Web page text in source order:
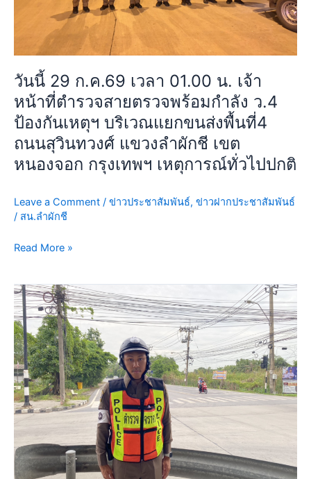
กรุงเทพฯ
จราจร
คล่อง
ตัว
เหตุการณ์
ทั่วไป
ปกติ
วันนี้ 29 ก.ค.69 เวลา 01.00 น. เจ้า
หน้าที่ตำรวจสายตรวจพร้อมกำลัง ว.4
ป้องกันเหตุฯ บริเวณแยกขนส่งพื้นที่4
ถนนสุวินทวงศ์ แขวงลำผักชี เขต
หนองจอก กรุงเทพฯ เหตุการณ์ทั่วไปปกติ
Leave a Comment / ข่าวประชาสัมพันธ์, ข่าวฝากประชาสัมพันธ์
/ สน.ลำผักชี
ตรวจ
พร้อม
ว.4
ป้องกัน
เห
บริเวณ
แยก
พื้นที่4
ถนน
วิ
วงศ์
แขวง
ลำ
ผักชี
เขต
หนองจอก
กรุงเทพฯ
เหตุการณ์
ทั่วไป
ปกติ
Read More »
วัน
นี้
29
ก.ค.69
เวลา
06.00
น.
เจ้า
หน้าที่
ตำรวจ
จราจร
สน.ลำ